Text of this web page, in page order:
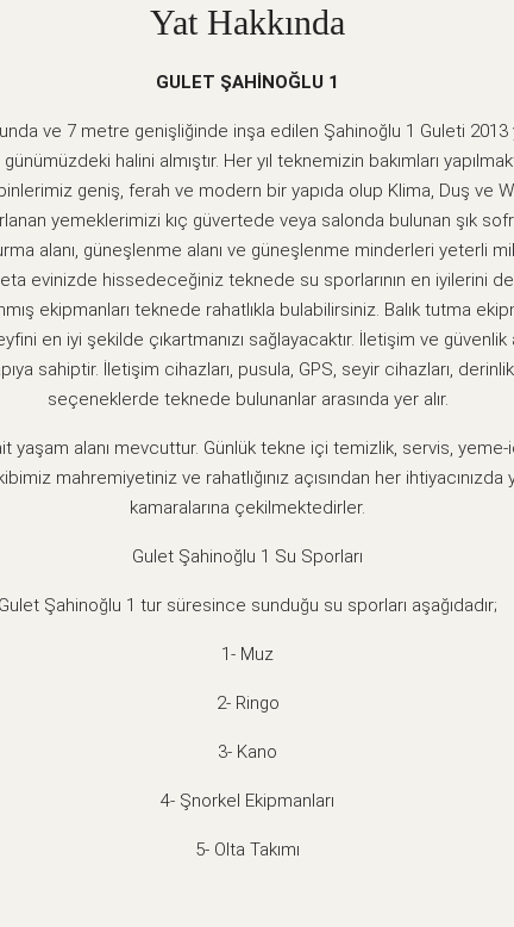
Yat Hakkında
GULET ŞAHİNOĞLU 1
ve 7 metre genişliğinde inşa edilen Şahinoğlu 1 Guleti
halini almıştır. Her yıl teknemizin bakımları
geniş, ferah ve modern bir yapıda olup Klima, Duş ve
yemeklerimizi kıç güvertede veya salonda bulunan şık
alanı, güneşlenme alanı ve güneşlenme minderleri yeterli
evinizde hissedeceğiniz teknede su sporlarının en iyilerini
ekipmanları teknede rahatlıkla bulabilirsiniz. Balık tutma
en iyi şekilde çıkartmanızı sağlayacaktır. İletişim ve
sahiptir. İletişim cihazları, pusula, GPS, seyir cihazları,
seçeneklerde teknede bulunanlar arasında yer alır.
yaşam alanı mevcuttur. Günlük tekne içi temizlik, servis,
mahremiyetiniz ve rahatlığınız açısından her ihtiyacınızda
kamaralarına çekilmektedirler.
Gulet Şahinoğlu 1 Su Sporları
Gulet Şahinoğlu 1 tur süresince sunduğu su sporları aşağıdadır;
1- Muz
2- Ringo
3- Kano
4- Şnorkel Ekipmanları
5- Olta Takımı